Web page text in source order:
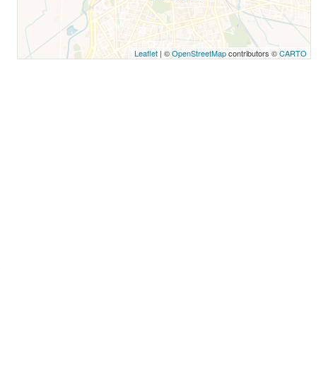
Leaflet | ©OpenStreetMapcontributors ©CARTO